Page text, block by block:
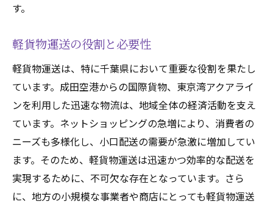
す。
軽貨物運送の役割と必要性
軽貨物運送は、特に千葉県において重要な役割を果たし
ています。成田空港からの国際貨物、東京湾アクアライ
ンを利用した迅速な物流は、地域全体の経済活動を支え
ています。ネットショッピングの急増により、消費者の
ニーズも多様化し、小口配送の需要が急激に増加してい
ます。そのため、軽貨物運送は迅速かつ効率的な配送を
実現するために、不可欠な存在となっています。さら
に、地方の小規模な事業者や商店にとっても軽貨物運送